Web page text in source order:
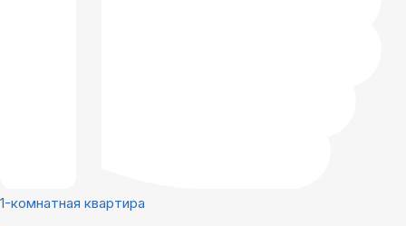
1-комнатная квартира